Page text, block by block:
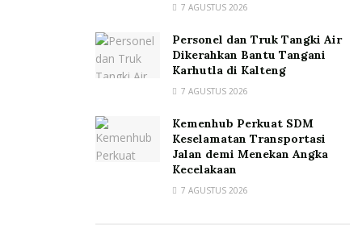
7 AGUSTUS 2026
Personel dan Truk Tangki Air
Dikerahkan Bantu Tangani
Karhutla di Kalteng
7 AGUSTUS 2026
Kemenhub Perkuat SDM
Keselamatan Transportasi
Jalan demi Menekan Angka
Kecelakaan
7 AGUSTUS 2026